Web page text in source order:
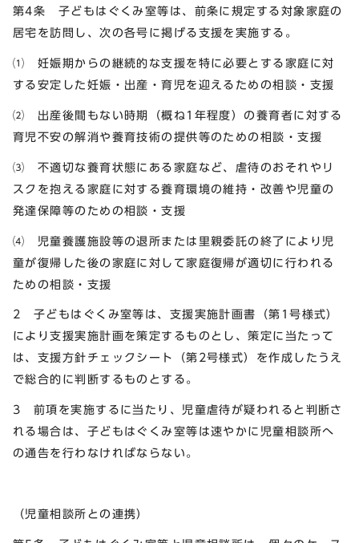
第4条 子どもはぐくみ室等は、前条に規定する対象家庭の
居宅を訪問し、次の各号に掲げる支援を実施する。
⑴ 妊娠期からの継続的な支援を特に必要とする家庭に対
する安定した妊娠・出産・育児を迎えるための相談・支援
⑵ 出産後間もない時期（概ね1年程度）の養育者に対する
育児不安の解消や養育技術の提供等のための相談・支援
⑶ 不適切な養育状態にある家庭など、虐待のおそれやリ
スクを抱える家庭に対する養育環境の維持・改善や児童の
発達保障等のための相談・支援
⑷ 児童養護施設等の退所または里親委託の終了により児
童が復帰した後の家庭に対して家庭復帰が適切に行われる
ための相談・支援
2 子どもはぐくみ室等は、支援実施計画書（第1号様式）
により支援実施計画を策定するものとし、策定に当たって
は、支援方針チェックシート（第2号様式）を作成したうえ
で総合的に判断するものとする。
3 前項を実施するに当たり、児童虐待が疑われると判断さ
れる場合は、子どもはぐくみ室等は速やかに児童相談所へ
の通告を行わなければならない。
（児童相談所との連携）